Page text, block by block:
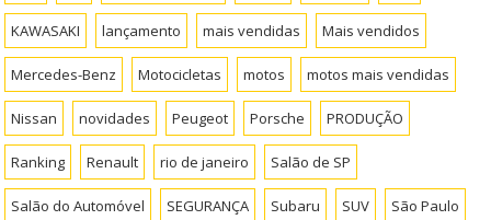
KAWASAKI lançamento mais vendidas Mais vendidos
Mercedes-Benz Motocicletas motos motos mais vendidas
Nissan novidades Peugeot Porsche PRODUÇÃO
Ranking Renault rio de janeiro Salão de SP
Salão do Automóvel SEGURANÇA Subaru SUV São Paulo